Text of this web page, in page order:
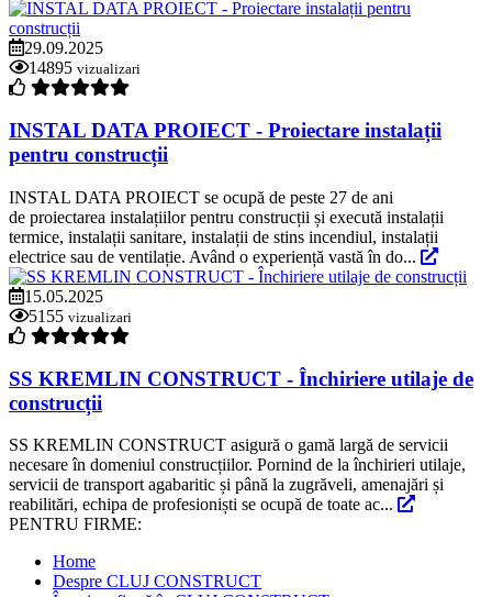
29.09.2025
14895 vizualizari
INSTAL DATA PROIECT - Proiectare instalații
pentru construcții
INSTAL DATA PROIECT se ocupă de peste 27 de ani
de proiectarea instalațiilor pentru construcții și execută instalații
termice, instalații sanitare, instalații de stins incendiul, instalații
electrice sau de ventilație. Având o experiență vastă în do...
15.05.2025
5155 vizualizari
SS KREMLIN CONSTRUCT - Închiriere utilaje de
construcții
SS KREMLIN CONSTRUCT asigură o gamă largă de servicii
necesare în domeniul construcțiilor. Pornind de la închirieri utilaje,
servicii de transport agabaritic și până la zugrăveli, amenajări și
reabilitări, echipa de profesioniști se ocupă de toate ac...
PENTRU FIRME:
Home
Despre CLUJ CONSTRUCT